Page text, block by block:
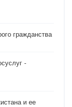
гражданства
-
и ее